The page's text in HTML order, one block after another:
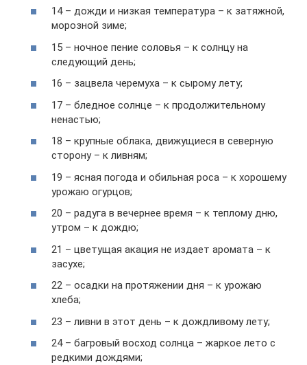
14 – дожди и низкая температура – к затяжной,
морозной зиме;
15 – ночное пение соловья – к солнцу на
следующий день;
16 – зацвела черемуха – к сырому лету;
17 – бледное солнце – к продолжительному
ненастью;
18 – крупные облака, движущиеся в северную
сторону – к ливням;
19 – ясная погода и обильная роса – к хорошему
урожаю огурцов;
20 – радуга в вечернее время – к теплому дню,
утром – к дождю;
21 – цветущая акация не издает аромата – к
засухе;
22 – осадки на протяжении дня – к урожаю
хлеба;
23 – ливни в этот день – к дождливому лету;
24 – багровый восход солнца – жаркое лето с
редкими дождями;